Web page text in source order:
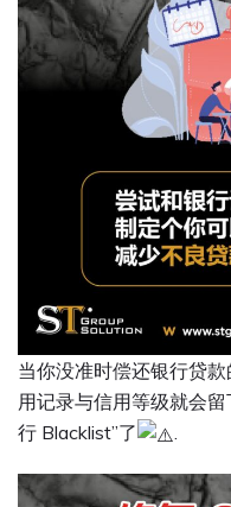
当你没准时偿还银行贷
用记录与信用等级就会
行 Blacklist”了